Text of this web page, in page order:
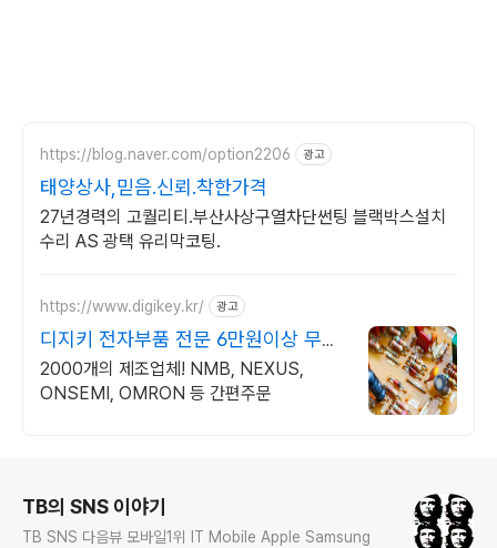
https://blog.naver.com/option2206 광고
태양상사,믿음.신뢰.착한가격
27년경력의 고퀄리티.부산사상구열차단썬팅 블랙박스설치
수리 AS 광택 유리막코팅.
https://www.digikey.kr/ 광고
디지키 전자부품 전문 6만원이상 무료
배송,당일발송
2000개의 제조업체! NMB, NEXUS,
ONSEMI, OMRON 등 간편주문
TB의 SNS 이야기
TB SNS 다음뷰 모바일1위 IT Mobile Apple Samsung